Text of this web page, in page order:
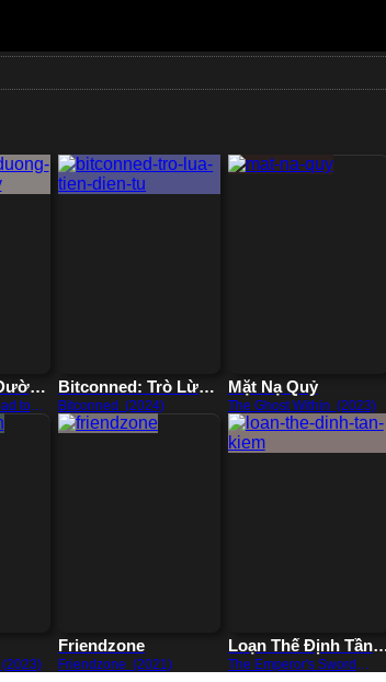
to
Bitconned: Trò Lừa
Tiền Điện Tử
Bitconned (2024)
Mặt Nạ Quỷ
The Ghost Within (2023)
Friendzone
Friendzone (2021)
Loạn Thế Định Tần
Kiếm
The Emperor's Sword